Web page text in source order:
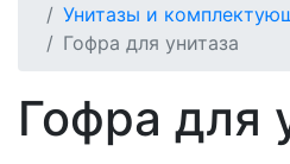
Унитазы и
Гофра для унитаза
Гофра для